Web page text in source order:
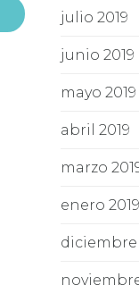
julio 2019
junio 2019
mayo 2019
abril 2019
marzo
enero 2019
diciembre